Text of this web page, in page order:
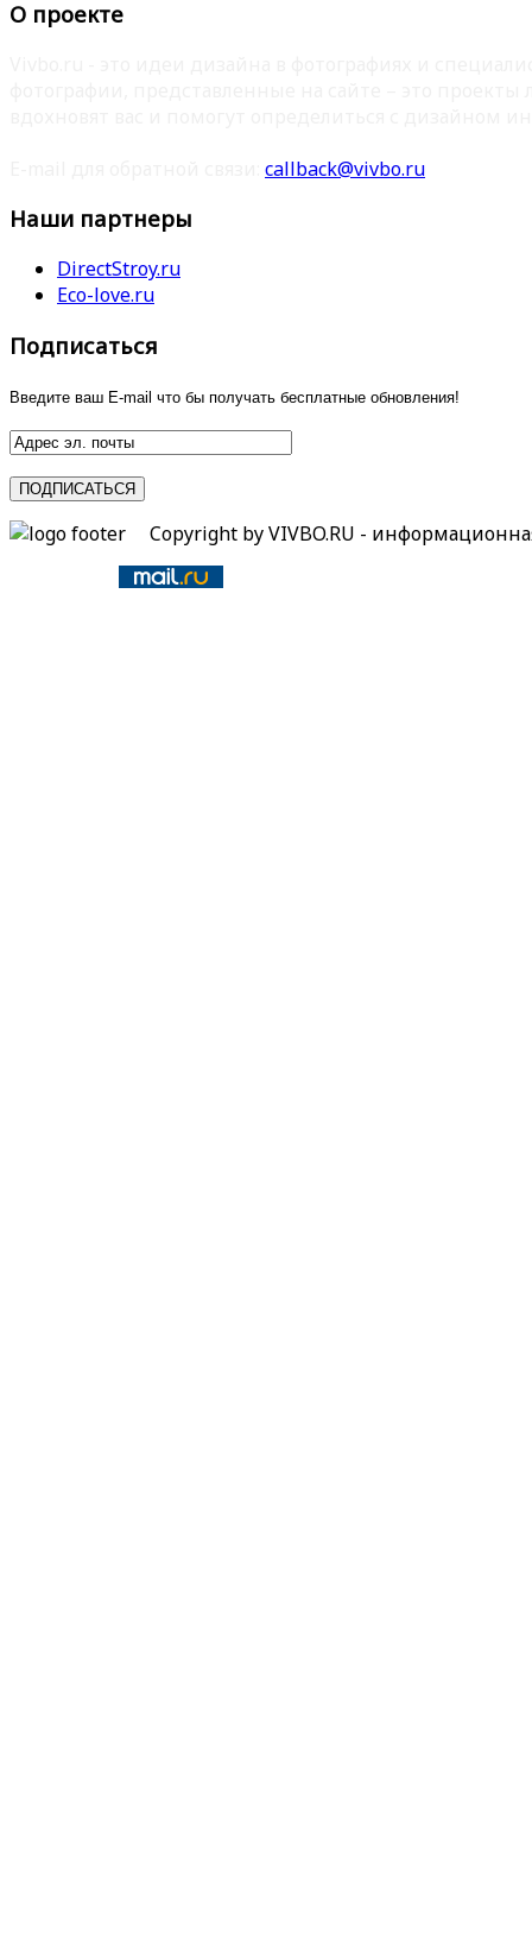
О проекте
callback@vivbo.ru
Наши партнеры
DirectStroy.ru
Eco-love.ru
Подписаться
Введите ваш E-mail что бы получать бесплатные обновления!
Copyright by VIVBO.RU -